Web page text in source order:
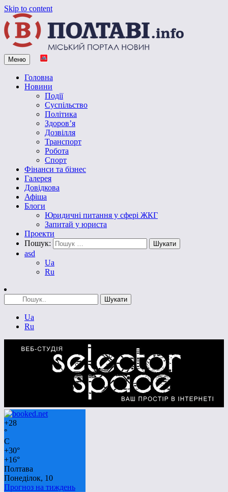
Skip to content
Vpoltave.info
Полтавський портал новин
Меню
Головна
Новини
Події
Суспільство
Політика
Здоров’я
Дозвілля
Транспорт
Робота
Спорт
Фінанси та бізнес
Галерея
Довідкова
Афіша
Блоги
Юридичні питання у сфері ЖКГ
Запитай у юриста
Проекти
Пошук:
asd
Ua
Ru
Ua
Ru
+28
°
C
+30°
+16°
Полтава
Понеділок, 10
Прогноз на тиждень